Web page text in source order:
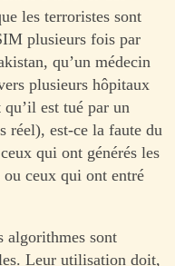
les terroristes sont
plusieurs fois par
qu’un médecin
plusieurs hôpitaux
est tué par un
réel), est-ce la faute du
qui ont générés les
ou ceux qui ont entré
algorithmes sont
Leur utilisation doit,